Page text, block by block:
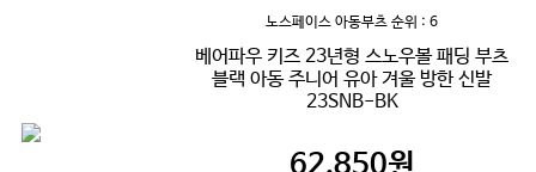
노스페이스 아동부츠 순위 : 6
베어파우 키즈 23년형 스노우볼 패딩 부츠
블랙 아동 주니어 유아 겨울 방한 신발
23SNB-BK
62,850원